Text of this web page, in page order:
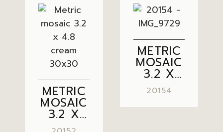
METRIC
MOSAIC
3.2 X
4.8
METRIC
MOSAIC
3.2 X
4.8
SUNSET
BROWN
20154